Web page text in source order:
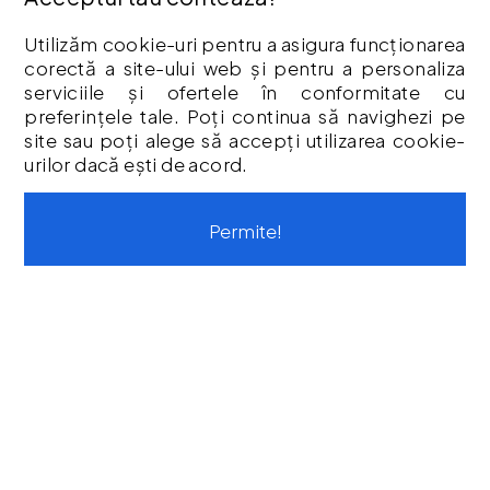
Utilizăm cookie-uri pentru a asigura funcționarea
corectă a site-ului web și pentru a personaliza
serviciile și ofertele în conformitate cu
preferințele tale. Poți continua să navighezi pe
site sau poți alege să accepți utilizarea cookie-
urilor dacă ești de acord.
Permite!
Vouchere cadou
Istoric comenzi
CONTUL MEU
Contul meu
Istoric comenzi